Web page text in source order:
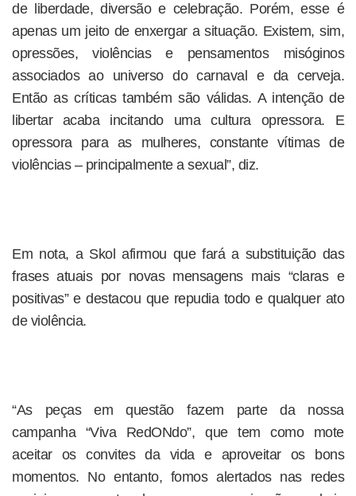
de liberdade, diversão e celebração. Porém, esse é
apenas um jeito de enxergar a situação. Existem, sim,
opressões, violências e pensamentos misóginos
associados ao universo do carnaval e da cerveja.
Então as críticas também são válidas. A intenção de
libertar acaba incitando uma cultura opressora. E
opressora para as mulheres, constante vítimas de
violências – principalmente a sexual”, diz.
Em nota, a Skol afirmou que fará a substituição das
frases atuais por novas mensagens mais “claras e
positivas” e destacou que repudia todo e qualquer ato
de violência.
“As peças em questão fazem parte da nossa
campanha “Viva RedONdo”, que tem como mote
aceitar os convites da vida e aproveitar os bons
momentos. No entanto, fomos alertados nas redes